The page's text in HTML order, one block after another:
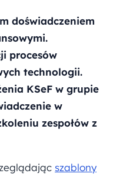
doświadczeniem
procesów
technologii.
KSeF w grupie
w
zespołów z
szablony